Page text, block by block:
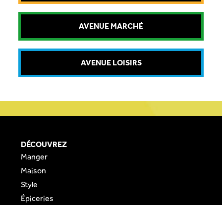
AVENUE MARCHÉ
AVENUE LOISIRS
DÉCOUVREZ
Manger
Maison
Style
Épiceries